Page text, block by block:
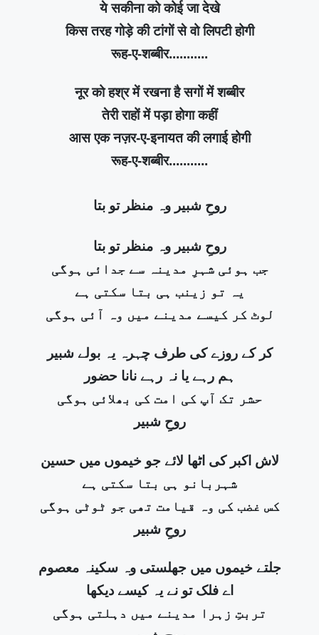
ये सकीना को कोई जा देखे
किस तरह गोड़े की टांगों से वो लिपटी होगी
रूह-ए-शब्बीर...........
नूर को हश्र में रखना है सगों में शब्बीर
तेरी राहों में पड़ा होगा कहीं
आस एक नज़र-ए-इनायत की लगाई होगी
रूह-ए-शब्बीर...........
روحِ شبیر وہ منظر تو بتا
روحِ شبیر وہ منظر تو بتا
جب ہوئی شہرِ مدینہ سے جدائی ہوگی
یہ تو زینب ہی بتا سکتی ہے
لوٹ کر کیسے مدینے میں وہ آئی ہوگی
کر کے روزے کی طرف چہرہ یہ بولے شبیر
ہم رہے یا نہ رہے نانا حضور
حشر تک آپ کی امت کی بھلائی ہوگی
روحِ شبیر
لاش اکبر کی اٹھا لائے جو خیموں میں حسین
شہربانو ہی بتا سکتی ہے
کس غضب کی وہ قیامت تھی جو ٹوٹی ہوگی
روحِ شبیر
جلتے خیموں میں جھلستی وہ سکینہ معصوم
اے فلک تو نے یہ کیسے دیکھا
تربتِ زہرا مدینے میں دہلتی ہوگی